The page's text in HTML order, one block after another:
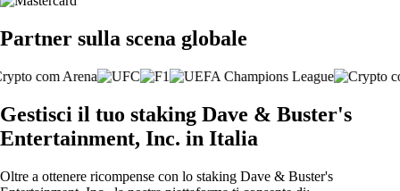
Partner sulla scena globale
Gestisci il tuo staking Dave & Buster's
Entertainment, Inc. in Italia
Oltre a ottenere ricompense con lo staking Dave & Buster's